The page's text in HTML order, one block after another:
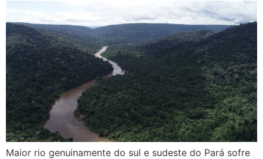
Maior rio genuinamente do sul e sudeste do Pará sofre